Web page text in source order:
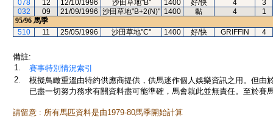
078
12 12/10/1996 沙田草地"B" 1400 好/快 4
3
032
09 21/09/1996 沙田草地"B+2(N)" 1400 黏 4
1
95/96 馬季
510
11 25/05/1996 沙田草地"C" 1400 好/快 GRIFFIN 4
備註:
1.
賽事特別情況索引
2.
模擬鳥瞰重溫由特約供應商提供，供馬迷作個人娛樂資訊之用。但
已盡一切努力務求有關資料盡可能準確，馬會就此並無責任。至於賽
請留意 : 所有馬匹資料是由1979-80馬季開始計算